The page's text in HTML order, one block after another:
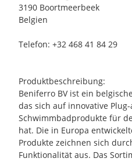
3190 Boortmeerbeek
Belgien
Telefon: +32 468 41 84 29
Produktbeschreibung:
Beniferro BV ist ein
das sich auf innovative Plug-
Schwimmbadprodukte für
hat. Die in Europa
Produkte zeichnen sich
Funktionalität aus. Das